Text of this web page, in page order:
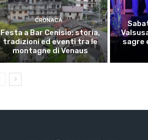
CRONACA
Festa a Bar Cenisio: storia,
tradizioni ed eventi tra le
montagne di Venaus
sagre